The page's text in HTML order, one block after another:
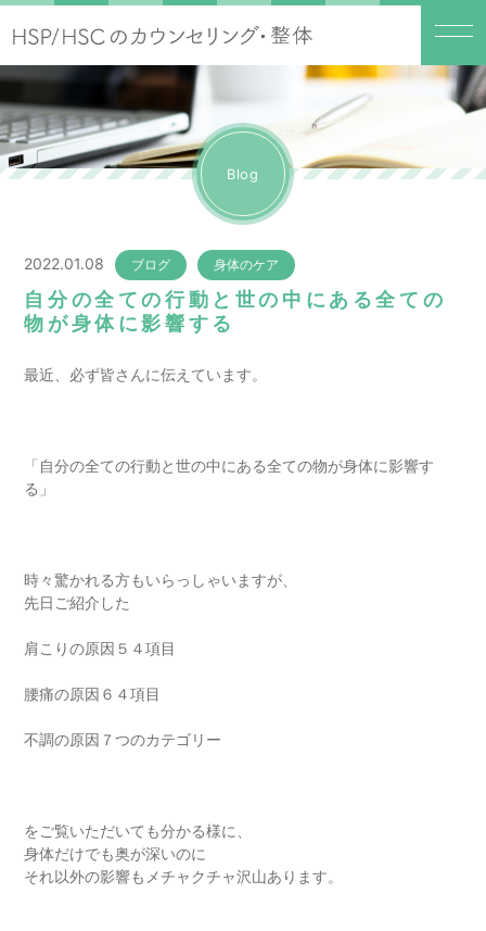
Blog
2022.01.08 ブログ 身体のケア
自分の全ての行動と世の中にある全ての
物が身体に影響する
最近、必ず皆さんに伝えています。
「自分の全ての行動と世の中にある全ての物が身体に影響す
る」
時々驚かれる方もいらっしゃいますが、
先日ご紹介した
肩こりの原因５４項目
腰痛の原因６４項目
不調の原因７つのカテゴリー
をご覧いただいても分かる様に、
身体だけでも奥が深いのに
それ以外の影響もメチャクチャ沢山あります。